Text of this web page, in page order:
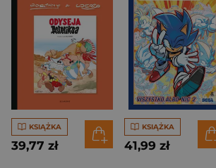
KSIĄŻKA
39,77 zł
KSIĄŻKA
41,99 zł